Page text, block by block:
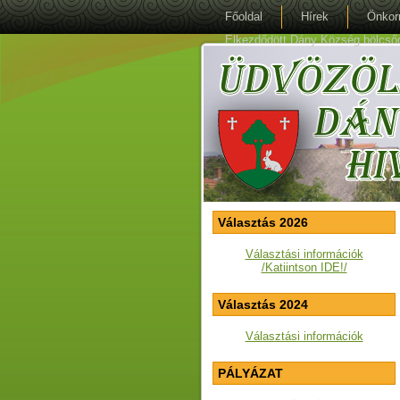
Főoldal Hírek
Elkezdődött Dány Község
Választás 2026
Választási információk
/Katiintson IDE!/
Választás 2024
Választási információk
PÁLYÁZAT